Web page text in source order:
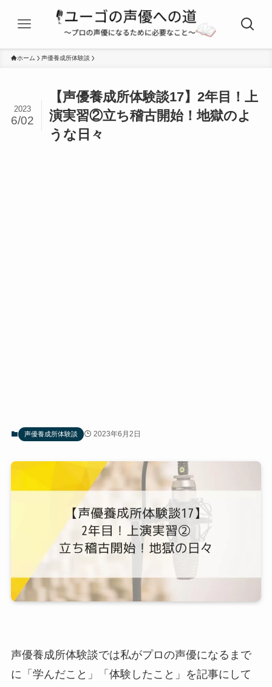
ホーム 声優養成所体験談
【声優養成所体験談17】2年目！上
演実習②立ち稽古開始！地獄のよ
うな日々
2023
6/02
声優養成所体験談 2023年6月2日
声優養成所体験談では私がプロの声優になるまで
に「学んだこと」「体験したこと」を記事にして